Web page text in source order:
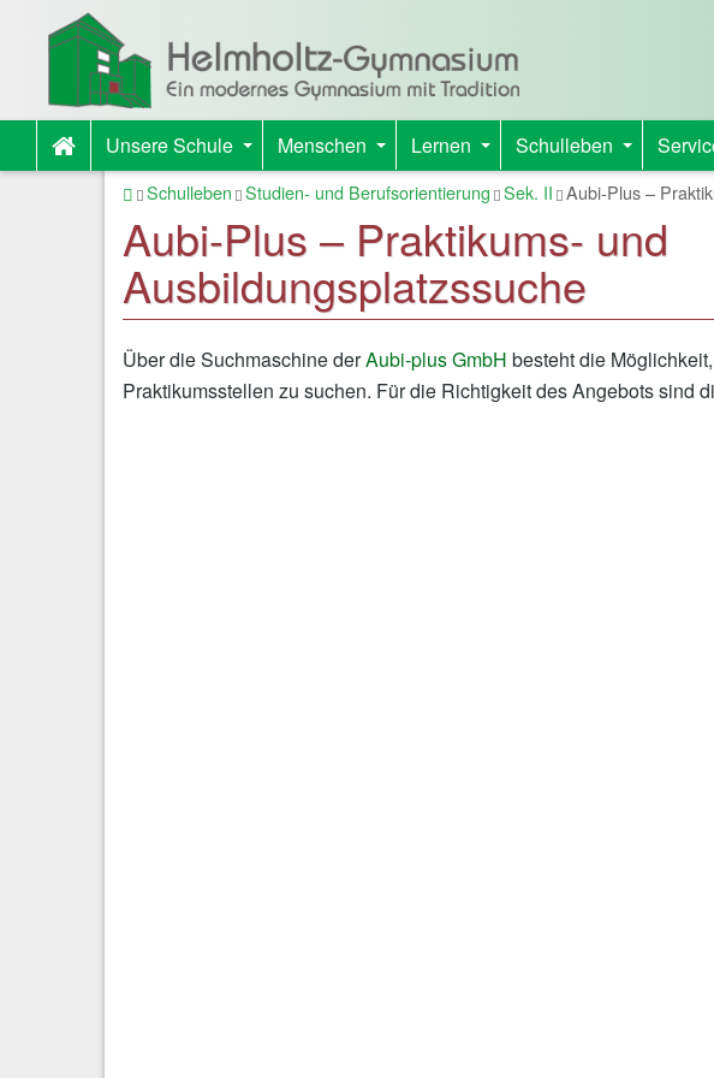
+
Unsere Schule
+
Menschen
+
Lernen
+
Schulleben
Startseite
Schulleben Studien- und Berufsorientierung Sek. II Aubi-Plus –
Aubi-Plus – Praktikums- und
Ausbildungsplatzssuche
Über die Suchmaschine derAubi-plus GmbH besteht die
Praktikumsstellen zu suchen. Für die Richtigkeit des Angebots sind